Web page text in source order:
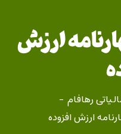
ارزش
رهافام
ارزش افزوده